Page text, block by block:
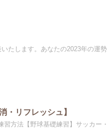
します。あなたの2023年の運勢
・リフレッシュ】
方法【野球基礎練習】サッカー・